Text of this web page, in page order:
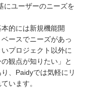
にユーザーのニーズを
的には新規機能開
ースでニーズがあっ
プロジェクト以外に
観点が知りたい」と
、Paidyでは気軽にリ
います。